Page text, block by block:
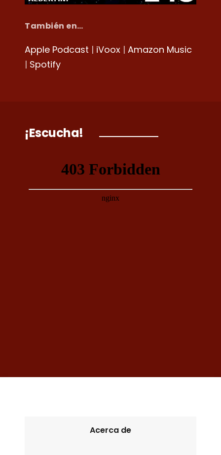
También en…
Apple Podcast | iVoox | Amazon Music
| Spotify
¡Escucha!
Acerca de